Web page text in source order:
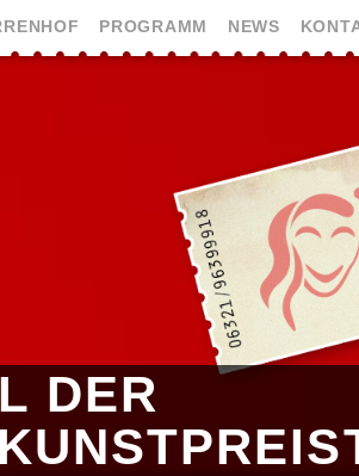
PROGRAMM NEWS
DER